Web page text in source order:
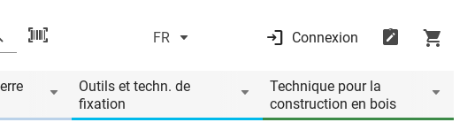
FR Connexion
Outils et techn. de
fixation
Technique pour la
construction en bois
précédent prochain